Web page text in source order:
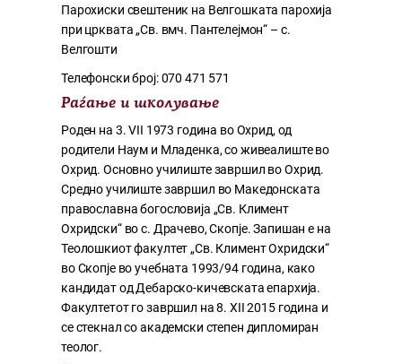
Парохиски свештеник на Велгошката парохија
при црквата „Св. вмч. Пантелејмон“ – с.
Велгошти
Телефонски број: 070 471 571
Раѓање и школување
Роден на 3. VII 1973 година во Охрид, од
родители Наум и Младенка, со живеалиште во
Охрид. Основно училиште завршил во Охрид.
Средно училиште завршил во Македонската
православна богословија „Св. Климент
Охридски“ во с. Драчево, Скопје. Запишан е на
Теолошкиот факултет „Св. Климент Охридски“
во Скопје во учебната 1993/94 година, како
кандидат од Дебарско-кичевската епархија.
Факултетот го завршил на 8. XII 2015 година и
се стекнал со академски степен дипломиран
теолог.